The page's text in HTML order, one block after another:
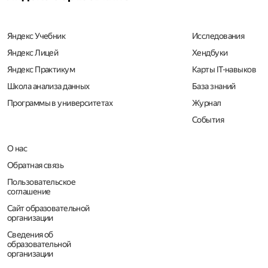
Яндекс Учебник
Яндекс Лицей
Яндекс Практикум
Школа анализа данных
Программы в университетах
Исследования
Хендбуки
Карты IT-навыков
База знаний
Журнал
События
О нас
Обратная связь
Пользовательское
соглашение
Сайт образовательной
организации
Сведения об
образовательной
организации